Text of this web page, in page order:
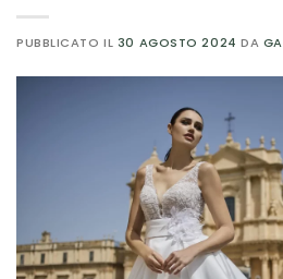
PUBBLICATO IL 30 AGOSTO 2024 DA